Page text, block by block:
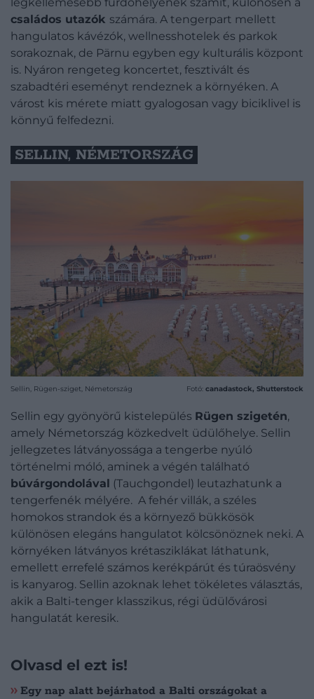
családos utazók számára. A tengerpart mellett
hangulatos kávézók, wellnesshotelek és parkok
sorakoznak, de Pärnu egyben egy kulturális központ
is. Nyáron rengeteg koncertet, fesztivált és
szabadtéri eseményt rendeznek a környéken. A
várost kis mérete miatt gyalogosan vagy biciklivel is
könnyű felfedezni.
SELLIN, NÉMETORSZÁG
Sellin, Rügen-sziget, Németország Fotó: canadastock, Shutterstock
Sellin egy gyönyörű kistelepülés Rügen szigetén,
amely Németország közkedvelt üdülőhelye. Sellin
jellegzetes látványossága a tengerbe nyúló
történelmi móló, aminek a végén található
búvárgondolával (Tauchgondel) leutazhatunk a
tengerfenék mélyére. A fehér villák, a széles
homokos strandok és a környező bükkösök
különösen elegáns hangulatot kölcsönöznek neki. A
környéken látványos krétasziklákat láthatunk,
emellett errefelé számos kerékpárút és túraösvény
is kanyarog. Sellin azoknak lehet tökéletes választás,
akik a Balti-tenger klasszikus, régi üdülővárosi
hangulatát keresik.
Olvasd el ezt is!
Egy nap alatt bejárhatod a Balti országokat a